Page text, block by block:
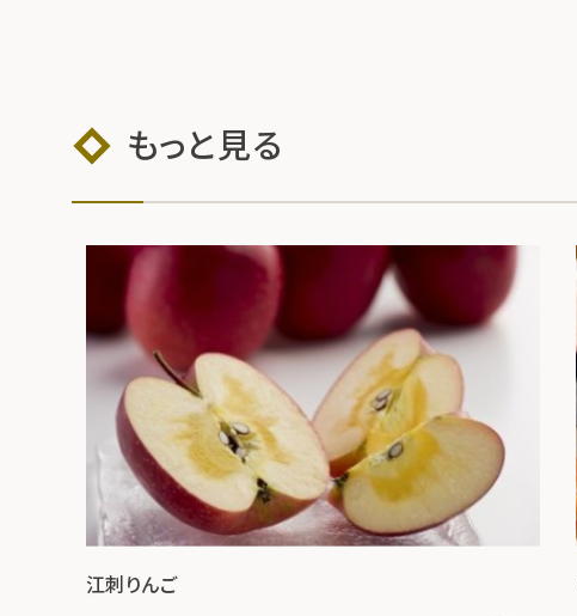
もっと見る
江刺りんご